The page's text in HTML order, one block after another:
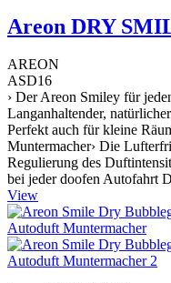
Areon DRY
AREON
ASD16
› Der Areon Smiley für
Langanhaltender,
Perfekt auch für kleine
Muntermacher› Die
Regulierung des
bei jeder doofen Autofahrt
View